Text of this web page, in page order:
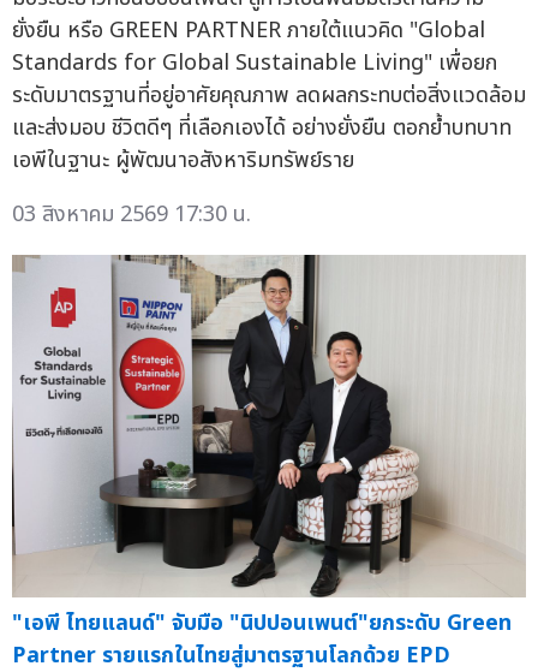
ยั่งยืน หรือ GREEN PARTNER ภายใต้แนวคิด "Global
Standards for Global Sustainable Living" เพื่อยก
ระดับมาตรฐานที่อยู่อาศัยคุณภาพ ลดผลกระทบต่อสิ่งแวดล้อม
และส่งมอบ ชีวิตดีๆ ที่เลือกเองได้ อย่างยั่งยืน ตอกย้ำบทบาท
เอพีในฐานะ ผู้พัฒนาอสังหาริมทรัพย์ราย
03 สิงหาคม 2569 17:30 น.
"เอพี ไทยแลนด์" จับมือ "นิปปอนเพนต์"ยกระดับ Green
Partner รายแรกในไทยสู่มาตรฐานโลกด้วย EPD